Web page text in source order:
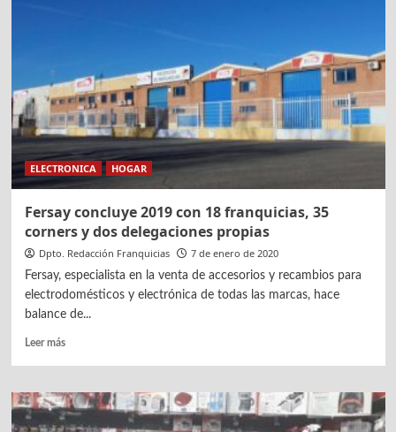
del
grupo
Fersay
ELECTRONICA HOGAR
Fersay concluye 2019 con 18 franquicias, 35
corners y dos delegaciones propias
Dpto. Redacción Franquicias 7 de enero de 2020
Fersay, especialista en la venta de accesorios y recambios para
electrodomésticos y electrónica de todas las marcas, hace
balance de...
Leer másLeer
Fersay
concluye
2019